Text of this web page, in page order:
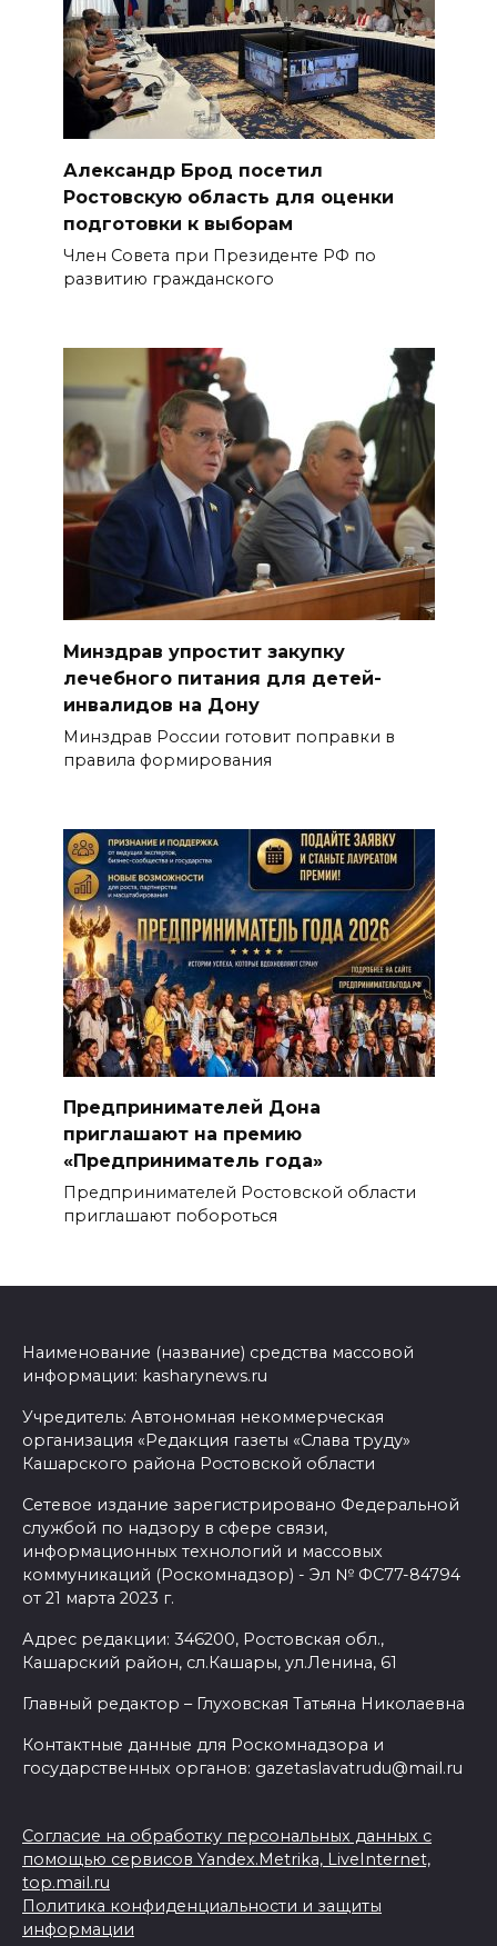
Александр Брод посетил
Ростовскую область для оценки
подготовки к выборам
Член Совета при Президенте РФ по
развитию гражданского
Минздрав упростит закупку
лечебного питания для детей-
инвалидов на Дону
Минздрав России готовит поправки в
правила формирования
Предпринимателей Дона
приглашают на премию
«Предприниматель года»
Предпринимателей Ростовской области
приглашают побороться
Наименование (название) средства массовой
информации: kasharynews.ru
Учредитель: Автономная некоммерческая
организация «Редакция газеты «Слава труду»
Кашарского района Ростовской области
Сетевое издание зарегистрировано Федеральной
службой по надзору в сфере связи,
информационных технологий и массовых
коммуникаций (Роскомнадзор) - Эл № ФС77-84794
от 21 марта 2023 г.
Адрес редакции: 346200, Ростовская обл.,
Кашарский район, сл.Кашары, ул.Ленина, 61
Главный редактор – Глуховская Татьяна Николаевна
Контактные данные для Роскомнадзора и
государственных органов: gazetaslavatrudu@mail.ru
Согласие на обработку персональных данных с
помощью сервисов Yandex.Metrika, LiveInternet,
top.mail.ru
Политика конфиденциальности и защиты
информации